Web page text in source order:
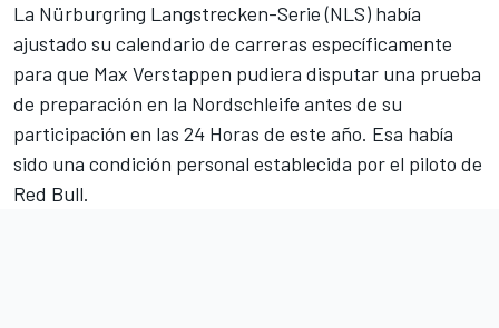
La Nürburgring Langstrecken-Serie (NLS) había
ajustado su calendario de carreras específicamente
para que Max Verstappen pudiera disputar una prueba
de preparación en la Nordschleife antes de su
participación en las 24 Horas de este año. Esa había
sido una condición personal establecida por el piloto de
Red Bull.